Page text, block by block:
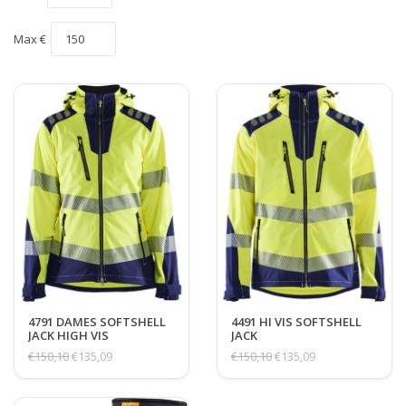
Max €
4791 DAMES SOFTSHELL
JACK HIGH VIS
€150,10€135,09
4491 HI VIS SOFTSHELL
JACK
€150,10€135,09